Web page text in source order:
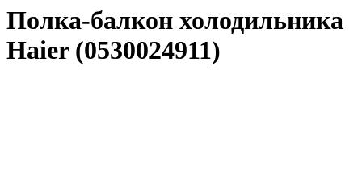
Полка-балкон холодильника
Haier (0530024911)